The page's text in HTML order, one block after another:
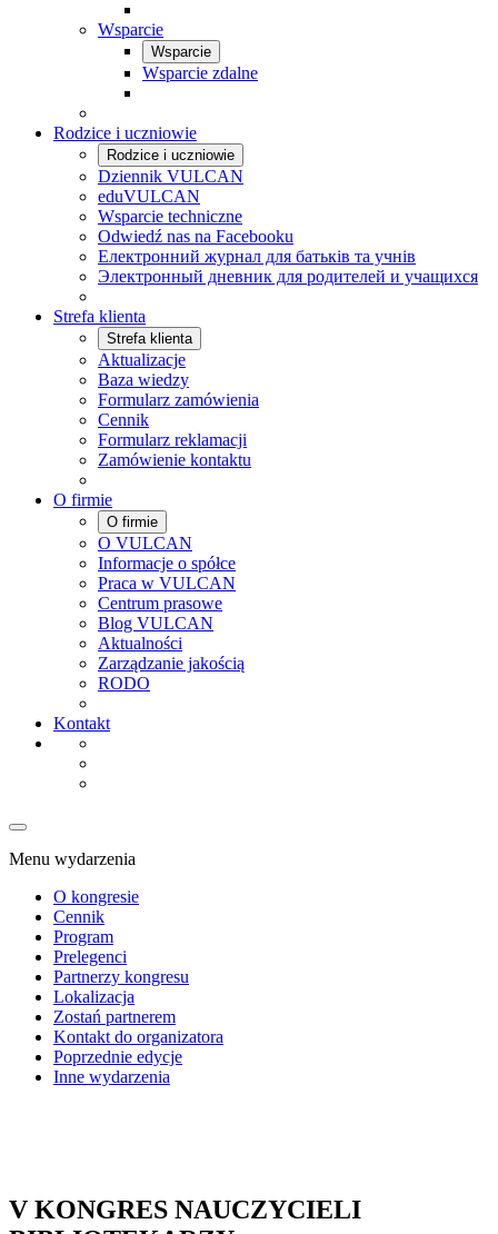
Wsparcie
Wsparcie
Wsparcie zdalne
Rodzice i uczniowie
Rodzice i uczniowie
Dziennik VULCAN
eduVULCAN
Wsparcie techniczne
Odwiedź nas na Facebooku
Електронний журнал для батьків та учнів
Электронный дневник для родителей и учащихся
Strefa klienta
Strefa klienta
Aktualizacje
Baza wiedzy
Formularz zamówienia
Cennik
Formularz reklamacji
Zamówienie kontaktu
O firmie
O firmie
O VULCAN
Informacje o spółce
Praca w VULCAN
Centrum prasowe
Blog VULCAN
Aktualności
Zarządzanie jakością
RODO
Kontakt
Menu wydarzenia
O kongresie
Cennik
Program
Prelegenci
Partnerzy kongresu
Lokalizacja
Zostań partnerem
Kontakt do organizatora
Poprzednie edycje
Inne wydarzenia
V KONGRES NAUCZYCIELI